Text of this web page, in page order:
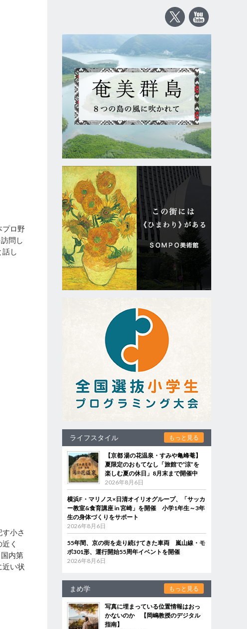
プロ野
問し
し
小さ
く
内第
近い状
ライフスタイル もっと見る
【京都 湯の花温泉・すみや亀峰菴】
夏限定のおもてなし「旅館で“涼”を
楽しむ夏の休日」8月末まで開催中
2026年8月6日
横浜F・マリノス×日清オイリオグループ、「サッカ
ー教室&食育講座 in 宮崎」を開催 小学1年生～3年
生の身体づくりをサポート
2026年8月6日
55年間、京の街を走り続けてきた車両 嵐山線・モ
ボ301形、運行開始55周年イベントを開催
2026年8月6日
まめ学 もっと見る
写真に埋まっている位置情報はおっ
かないのか 【岡嶋教授のデジタル
指南】